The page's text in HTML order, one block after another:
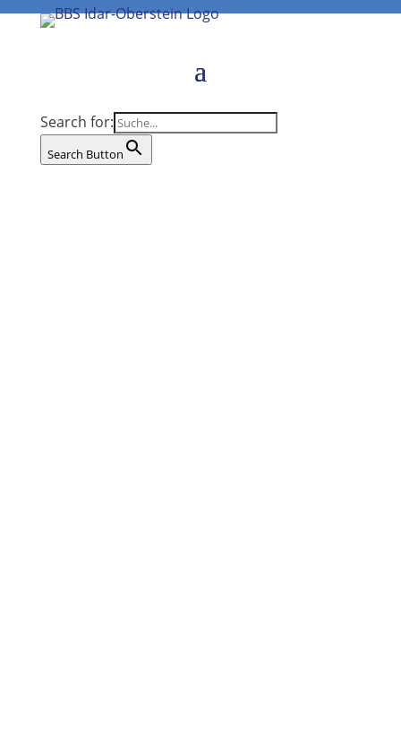
Search for:
Search Button